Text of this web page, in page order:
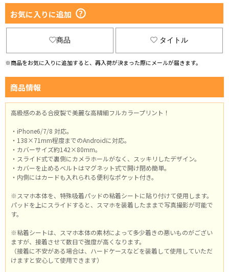
お気に入りに追加
商品 タイトル
※商品をお気に入りに追加すると、再入荷が決まった際にメールが届きます。
商品情報
高級感のある合皮製で美麗な高精細フルカラープリント！
・iPhone6/7/8 対応。
・138×71mm程度までのAndroidに対応。
・カバーサイズ約142×80mm。
・スライド式で裏側にカメラホールがなく、スッキリしたデザイン。
・カバーを止めるベルトはマグネット式で開け閉め簡単。
・内側にはカードも入れられる便利なポケット付き。
※スマホ本体を、特殊吸着パッドの粘着シートに貼り付けて使用します。
パッドを上にスライドすると、スマホを装着したままで写真撮影が可能で
す。
※粘着シートは、スマホ本体の素材によって多少着きの悪いものがござい
ますが、接着させて数日で強度が高くなります。
（接着に不安がある場合は、ハードケースなどを装着して使用していただ
けますと安心して使用できます）